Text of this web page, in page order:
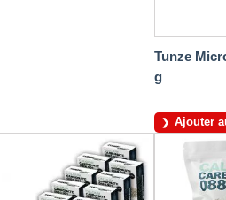
Tunze
g
Ajouter